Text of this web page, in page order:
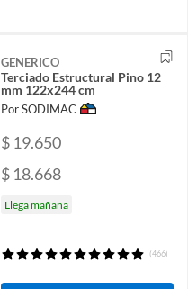
GENERICO
Terciado Estructural Pino 12
mm 122x244 cm
Por SODIMAC
$ 19.650
$ 18.668
Llega mañana
(466)